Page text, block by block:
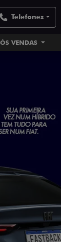
Telefones
VENDAS